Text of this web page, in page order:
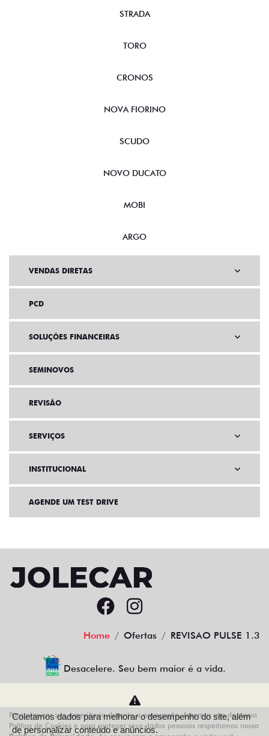
STRADA
TORO
CRONOS
NOVA FIORINO
SCUDO
NOVO DUCATO
MOBI
ARGO
VENDAS DIRETAS
PCD
SOLUÇÕES FINANCEIRAS
SEMINOVOS
REVISÃO
SERVIÇOS
INSTITUCIONAL
AGENDE UM TEST DRIVE
Home Ofertas REVISAO PULSE 1.3
Desacelere. Seu bem maior é a vida.
AZZURRA VEICULOS LTDA
Para otimizar sua experiência durante a navegação, fazemos uso de nossa
Política de Cookies e para proteger seus dados pessoais respeitamos nossa
Coletamos dados para melhorar o desempenho do site, além
de personalizar conteúdo e anúncios.